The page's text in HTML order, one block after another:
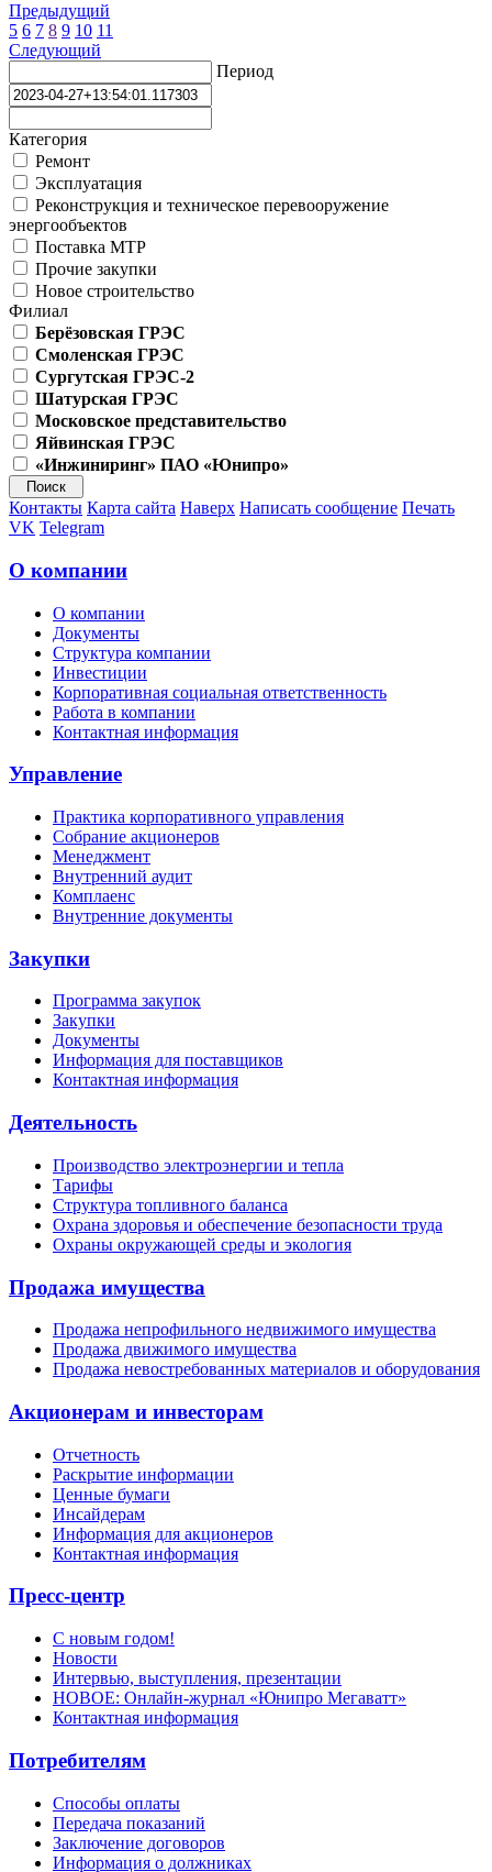
Предыдущий
5 6 7 8 9 10 11
Следующий
Период
Категория
Ремонт
Эксплуатация
Реконструкция и техническое перевооружение
энергообъектов
Поставка МТР
Прочие закупки
Новое строительство
Филиал
Берёзовская ГРЭС
Смоленская ГРЭС
Сургутская ГРЭС-2
Шатурская ГРЭС
Московское представительство
Яйвинская ГРЭС
«Инжиниринг» ПАО «Юнипро»
Контакты Карта сайта Наверх Написать сообщение Печать
VK Telegram
О компании
О компании
Документы
Структура компании
Инвестиции
Корпоративная социальная ответственность
Работа в компании
Контактная информация
Управление
Практика корпоративного управления
Собрание акционеров
Менеджмент
Внутренний аудит
Комплаенс
Внутренние документы
Закупки
Программа закупок
Закупки
Документы
Информация для поставщиков
Контактная информация
Деятельность
Производство электроэнергии и тепла
Тарифы
Структура топливного баланса
Охрана здоровья и обеспечение безопасности труда
Охраны окружающей среды и экология
Продажа имущества
Продажа непрофильного недвижимого имущества
Продажа движимого имущества
Продажа невостребованных материалов и оборудования
Акционерам и инвесторам
Отчетность
Раскрытие информации
Ценные бумаги
Инсайдерам
Информация для акционеров
Контактная информация
Пресс-центр
С новым годом!
Новости
Интервью, выступления, презентации
НОВОЕ: Онлайн-журнал «Юнипро Мегаватт»
Контактная информация
Потребителям
Способы оплаты
Передача показаний
Заключение договоров
Информация о должниках